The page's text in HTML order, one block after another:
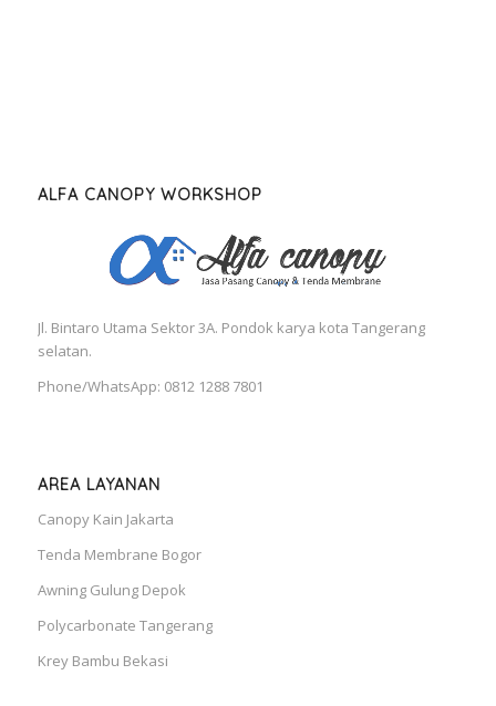
ALFA CANOPY WORKSHOP
Jl. Bintaro Utama Sektor 3A. Pondok karya kota Tangerang
selatan.
Phone/WhatsApp: 0812 1288 7801
AREA LAYANAN
Canopy Kain Jakarta
Tenda Membrane Bogor
Awning Gulung Depok
Polycarbonate Tangerang
Krey Bambu Bekasi